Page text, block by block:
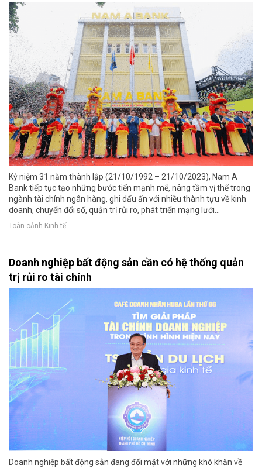
Kỷ niệm 31 năm thành lập (21/10/1992 – 21/10/2023), Nam A
Bank tiếp tục tạo những bước tiến mạnh mẽ, nâng tầm vị thế trong
ngành tài chính ngân hàng, ghi dấu ấn với nhiều thành tựu về kinh
doanh, chuyển đổi số, quản trị rủi ro, phát triển mạng lưới…
Toàn cảnh Kinh tế
Doanh nghiệp bất động sản cần có hệ thống quản
trị rủi ro tài chính
Doanh nghiệp bất động sản đang đối mặt với những khó khăn về